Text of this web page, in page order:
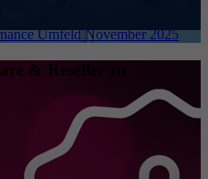
Umfeld November 2025
& Reseller zu